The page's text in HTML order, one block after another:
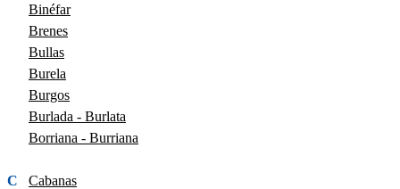
Binéfar
Brenes
Bullas
Burela
Burgos
Burlada - Burlata
Borriana - Burriana
C
Cabanas